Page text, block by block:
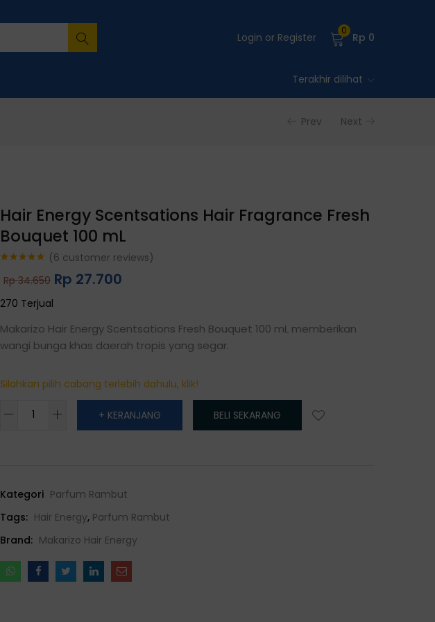
Login or Register
0
Rp 0
Terakhir dilihat
Prev Next
Hair Energy Scentsations Hair Fragrance Fresh
Bouquet 100 mL
out of 5
based on
customer
ratings
(6 customer reviews)
Rp34.650 Rp 27.700
270 Terjual
Makarizo Hair Energy Scentsations Fresh Bouquet 100 mL memberikan
wangi bunga khas daerah tropis yang segar.
Silahkan pilih cabang terlebih dahulu, klik!
Fresh
Bouquet
100
quantity
+ KERANJANG BELI SEKARANG
Kategori Parfum Rambut
Tags: Hair Energy, Parfum Rambut
Brand: Makarizo Hair Energy